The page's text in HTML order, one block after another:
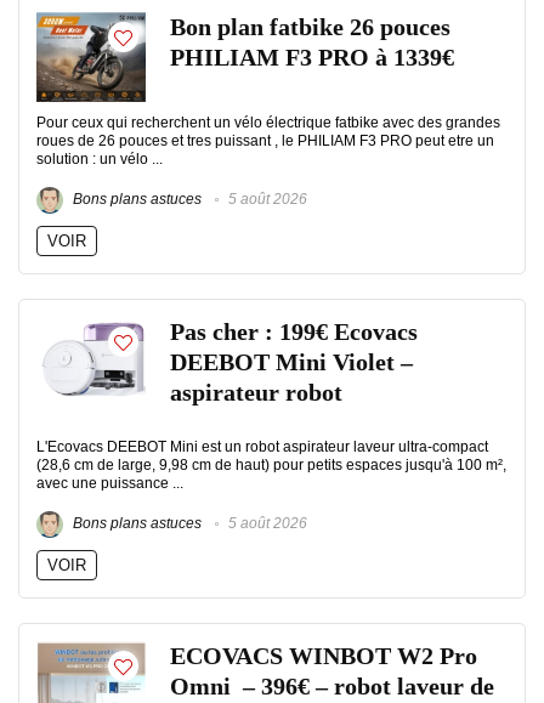
Bon plan fatbike 26 pouces
PHILIAM F3 PRO à 1339€
Pour ceux qui recherchent un vélo électrique fatbike avec des grandes
roues de 26 pouces et tres puissant , le PHILIAM F3 PRO peut etre un
solution : un vélo ...
Bons plans astuces 5 août 2026
VOIR
Pas cher : 199€ Ecovacs
DEEBOT Mini Violet –
aspirateur robot
L'Ecovacs DEEBOT Mini est un robot aspirateur laveur ultra-compact
(28,6 cm de large, 9,98 cm de haut) pour petits espaces jusqu'à 100 m²,
avec une puissance ...
Bons plans astuces 5 août 2026
VOIR
ECOVACS WINBOT W2 Pro
Omni – 396€ – robot laveur de